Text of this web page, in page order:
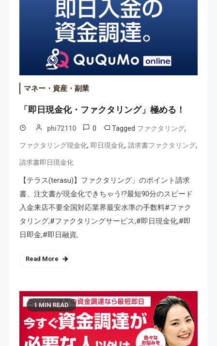
マネー・資産・副業
「即日現金化・ファクタリング」極める！
phi72110 0 Tagged ファクタリング,
ファクタリング現金化, 即日現金化, 請求書ファクタリング,
請求書即日現金化
【テラス(terasu)】ファクタリング」のポイント請求
書、注文書が現金化できちゃう!?最短90分のスピード
入金来店不要全国対応業界最安水準の手数料#ファク
タリング,#ファクタリングサービス,#即日現金化,#即
日即金,#即日融資,
Read More
1 MIN READ